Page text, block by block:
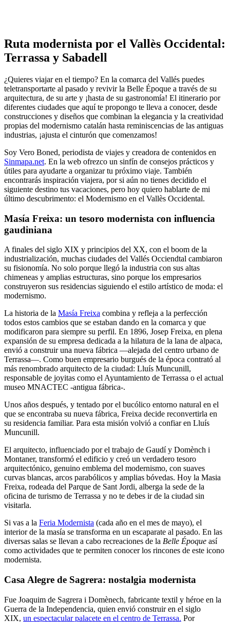
Ruta modernista por el Vallès Occidental:
Terrassa y Sabadell
¿Quieres viajar en el tiempo? En la comarca del Vallés puedes
teletransportarte al pasado y revivir la Belle Époque a través de su
arquitectura, de su arte y ¡hasta de su gastronomía! El itinerario por
diferentes ciudades que aquí te propongo te lleva a conocer, desde
construcciones y diseños que combinan la elegancia y la creatividad
propias del modernismo catalán hasta reminiscencias de las antiguas
industrias, ¡ajusta el cinturón que comenzamos!
Soy Vero Boned, periodista de viajes y creadora de contenidos en
Sinmapa.net. En la web ofrezco un sinfín de consejos prácticos y
útiles para ayudarte a organizar tu próximo viaje. También
encontrarás inspiración viajera, por si aún no tienes decidido el
siguiente destino tus vacaciones, pero hoy quiero hablarte de mi
último descubrimento: el Modernismo en el Vallès Occidental.
Masía Freixa: un tesoro modernista con influencia
gaudiniana
A finales del siglo XIX y principios del XX, con el boom de la
industrialización, muchas ciudades del Vallés Occiendtal cambiaron
su fisionomía. No solo porque llegó la industria con sus altas
chimeneas y amplias estructuras, sino porque los empresarios
construyeron sus residencias siguiendo el estilo artístico de moda: el
modernismo.
La historia de la Masía Freixa combina y refleja a la perfección
todos estos cambios que se estaban dando en la comarca y que
modificaron para siempre su perfil. En 1896, Josep Freixa, en plena
expansión de su empresa dedicada a la hilatura de la lana de alpaca,
envió a construir una nueva fábrica —alejada del centro urbano de
Terrassa—. Como buen empresario burgués de la época contrató al
más renombrado arquitecto de la ciudad: Lluís Muncunill,
responsable de joyitas como el Ayuntamiento de Terrassa o el actual
museo MNACTEC -antigua fábrica-.
Unos años después, y tentado por el bucólico entorno natural en el
que se encontraba su nueva fábrica, Freixa decide reconvertirla en
su residencia familiar. Para esta misión volvió a confiar en Lluís
Muncunill.
El arquitecto, influenciado por el trabajo de Gaudí y Domènch i
Montaner, transformó el edificio y creó un verdadero tesoro
arquitectónico, genuino emblema del modernismo, con suaves
curvas blancas, arcos parabólicos y amplias bóvedas. Hoy la Masia
Freixa, rodeada del Parque de Sant Jordi, alberga la sede de la
oficina de turismo de Terrassa y no te debes ir de la ciudad sin
visitarla.
Si vas a la Feria Modernista (cada año en el mes de mayo), el
interior de la masía se transforma en un escaparate al pasado. En las
diversas salas se llevan a cabo recreaciones de la Belle Époque así
como actividades que te permiten conocer los rincones de este icono
modernista.
Casa Alegre de Sagrera: nostalgia modernista
Fue Joaquim de Sagrera i Domènech, fabricante textil y héroe en la
Guerra de la Independencia, quien envió construir en el siglo
XIX, un espectacular palacete en el centro de Terrassa. Por